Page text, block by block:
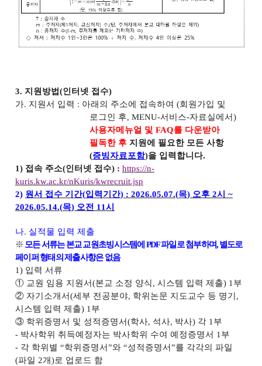
3.지원방법(인터넷 접수)
가. 지원서 입력 : 아래의 주소에 접속하여 (회원가입 및
로그인 후, MENU-서비스-자료실에서)
사용자메뉴얼 및 FAQ를 다운받아
필독한 후 지원에 필요한 모든 사항
(증빙자료포함)을 입력합니다.
1) 접속 주소(인터넷 접수) :https://n-
kuris.kw.ac.kr/nKuris/kwrecruit.jsp
2) 원서 접수 기간(입력기간) : 2026.05.07.(목) 오후2시~
2026.05.14.(목) 오전 11시
나. 실적물 입력 제출
※ 모든 서류는 본교 교원초빙시스템에 PDF파일로 첨부하며,별도로
페이퍼 형태의 제출사항은 없음
1) 입력 서류
① 교원 임용 지원서(본교 소정 양식,시스템 입력 제출) 1부
② 자기소개서(세부 전공분야, 학위논문 지도교수 등 명기 ,
시스템 입력 제출) 1부
③ 학위증명서 및 성적증명서(학사, 석사, 박사) 각 1부
- 박사학위 취득예정자는 박사학위 수여 예정증명서 1부
- 각 학위별“학위증명서”와“성적증명서”를 각각의 파일
(파일 2개)로 업로드 함